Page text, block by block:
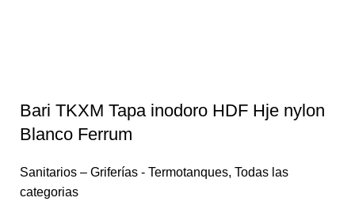
Bari TKXM Tapa inodoro HDF Hje nylon
Blanco Ferrum
Sanitarios – Griferías - Termotanques, Todas las
categorias